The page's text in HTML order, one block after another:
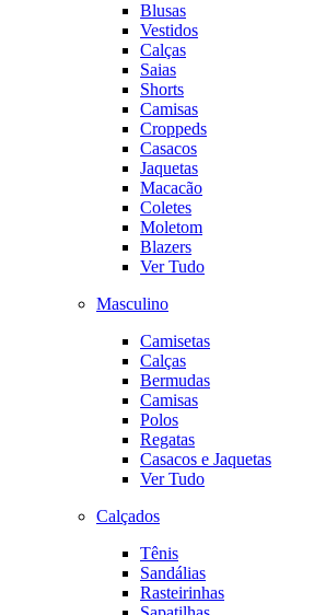
Blusas
Vestidos
Calças
Saias
Shorts
Camisas
Croppeds
Casacos
Jaquetas
Macacão
Coletes
Moletom
Blazers
Ver Tudo
Masculino
Camisetas
Calças
Bermudas
Camisas
Polos
Regatas
Casacos e Jaquetas
Ver Tudo
Calçados
Tênis
Sandálias
Rasteirinhas